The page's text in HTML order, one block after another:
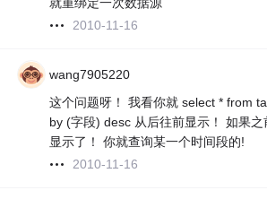
就重绑定一次数据源
2010-11-16
wang7905220
这个问题呀！ 我看你就 select * from
by (字段) desc 从后往前显示！ 如果之
显示了！ 你就查询某一个时间段的!
2010-11-16